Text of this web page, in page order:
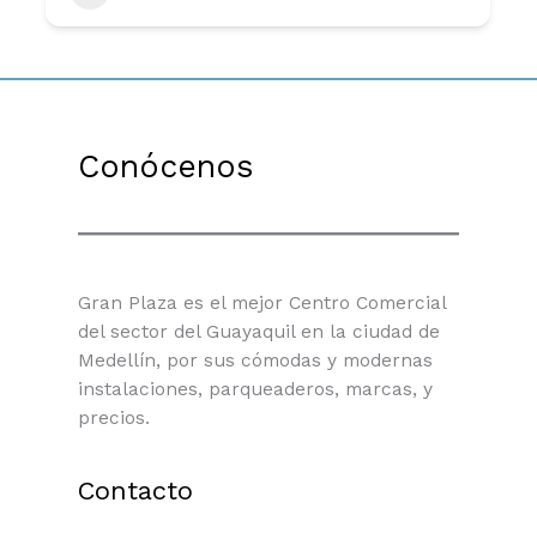
Conócenos
Gran Plaza es el mejor Centro Comercial
del sector del Guayaquil en la ciudad de
Medellín, por sus cómodas y modernas
instalaciones, parqueaderos, marcas, y
precios.
Contacto